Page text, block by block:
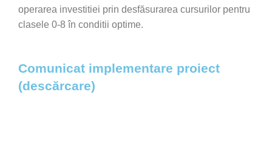
operarea investitiei prin desfăsurarea cursurilor pentru
clasele 0-8 în conditii optime.
Comunicat implementare proiect
(descărcare)